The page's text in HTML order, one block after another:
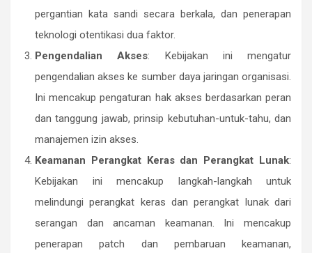
pergantian kata sandi secara berkala, dan penerapan
teknologi otentikasi dua faktor.
Pengendalian Akses: Kebijakan ini mengatur
pengendalian akses ke sumber daya jaringan organisasi.
Ini mencakup pengaturan hak akses berdasarkan peran
dan tanggung jawab, prinsip kebutuhan-untuk-tahu, dan
manajemen izin akses.
Keamanan Perangkat Keras dan Perangkat Lunak:
Kebijakan ini mencakup langkah-langkah untuk
melindungi perangkat keras dan perangkat lunak dari
serangan dan ancaman keamanan. Ini mencakup
penerapan patch dan pembaruan keamanan,